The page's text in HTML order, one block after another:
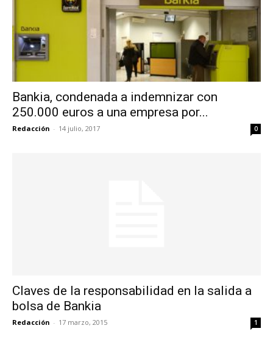
Bankia, condenada a indemnizar con
250.000 euros a una empresa por...
Redacción - 14 julio, 2017 0
Claves de la responsabilidad en la salida a
bolsa de Bankia
Redacción - 17 marzo, 2015 1